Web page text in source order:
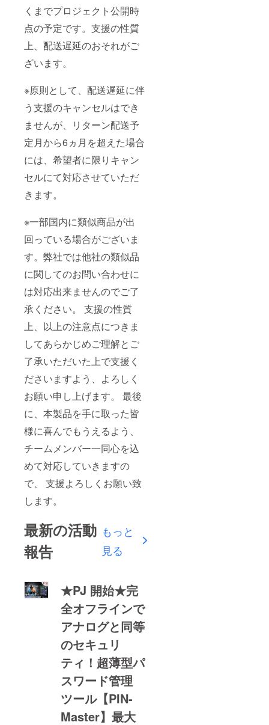
くまでプロジェクト公開時
点の予定です。支援の性質
上、配送遅延のおそれがご
ざいます。
※原則として、配送遅延に伴
う支援のキャンセルはでき
ませんが、リターン配送予
定月から6ヵ月を超えた場合
には、希望者に限りキャン
セルにて対応させていただ
きます。
※一部国内に類似商品が出
回っている場合がございま
す。弊社では他社の類似品
に関してのお問い合わせに
は対応出来ませんのでご了
承ください。 支援の性質
上、以上の注意点につきま
してあらかじめご理解とご
了承いただいた上で支援く
ださいますよう、よろしく
お願い申し上げます。 最後
に、本製品を手に取った皆
様に喜んでもうえるよう、
チームメンバー一同心を込
めて対応していきますの
で、 支援よろしくお願い致
します。
最新の活動
報告
もっと
見る
★PJ 開始★完
全オフラインで
アナログと同等
のセキュリ
ティ！超薄型パ
スワード管理
ツール【PIN-
Master】最大